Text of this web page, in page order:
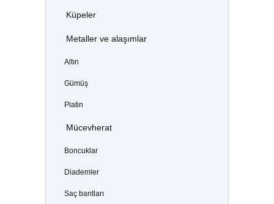
Küpeler
Metaller ve alaşımlar
Altın
Gümüş
Platin
Mücevherat
Boncuklar
Diademler
Saç bantları